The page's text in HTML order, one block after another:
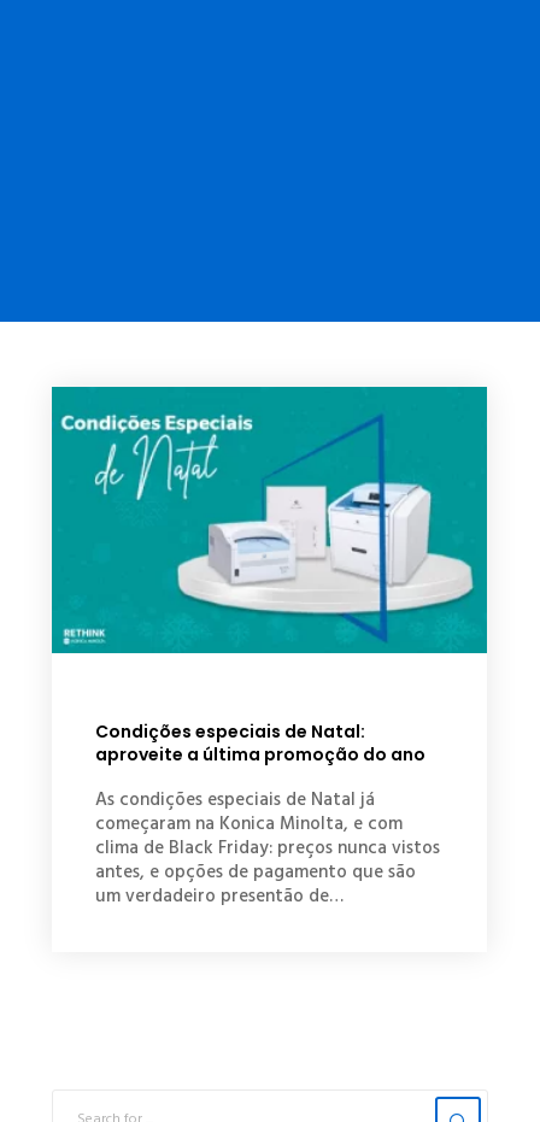
Condições especiais de Natal:
aproveite a última promoção do ano
As condições especiais de Natal já
começaram na Konica Minolta, e com
clima de Black Friday: preços nunca vistos
antes, e opções de pagamento que são
um verdadeiro presentão de…